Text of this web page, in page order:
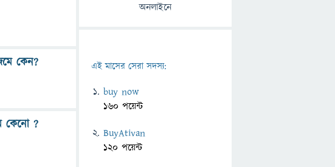
কেন?
কেনো ?
অনলাইনে
এই মাসের সেরা সদস্য:
buy now
160 পয়েন্ট
BuyAtivan
120 পয়েন্ট